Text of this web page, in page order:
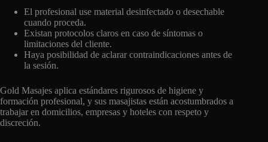
El profesional use material desinfectado o desechable
cuando proceda.
Existan protocolos claros en caso de síntomas o
limitaciones del cliente.
Haya posibilidad de aclarar contraindicaciones antes de
la sesión.
Gold Masajes aplica estándares rigurosos de higiene y
formación profesional, y sus masajistas están acostumbrados a
trabajar en domicilios, empresas y hoteles con respeto y
discreción.